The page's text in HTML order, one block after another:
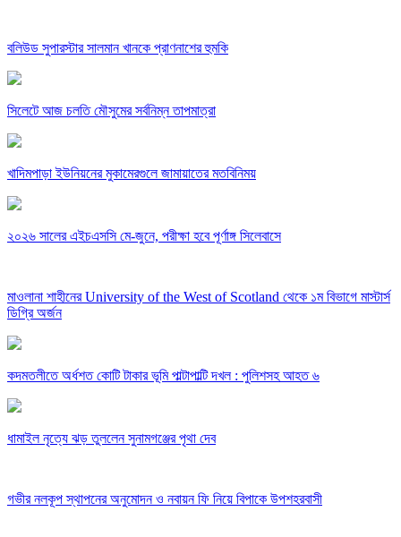
বলিউড সুপারস্টার সালমান খানকে প্রাণনাশের হুমকি
সিলেটে আজ চলতি মৌসুমের সর্বনিম্ন তাপমাত্রা
খাদিমপাড়া ইউনিয়নের মুকামেরগুলে জামায়াতের মতবিনিময়
২০২৬ সালের এইচএসসি মে-জুনে, পরীক্ষা হবে পূর্ণাঙ্গ সিলেবাসে
মাওলানা শাহীনের University of the West of Scotland থেকে ১ম বিভাগে মাস্টার্স
ডিগ্রি অর্জন
কদমতলীতে অর্ধশত কোটি টাকার ভূমি পাল্টাপাল্টি দখল : পুলিশসহ আহত ৬
ধামাইল নৃত্যে ঝড় তুললেন সুনামগঞ্জের পৃথা দেব
গভীর নলকূপ স্থাপনের অনুমোদন ও নবায়ন ফি নিয়ে বিপাকে উপশহরবাসী